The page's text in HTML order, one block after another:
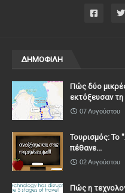
ΔΗΜΟΦΙΛΗ
Πώς δύο
εκτόξευσαν
07 Αυγούστου
Τουρισμός: Το
πέθανε...
02 Αυγούστου
Πώς η